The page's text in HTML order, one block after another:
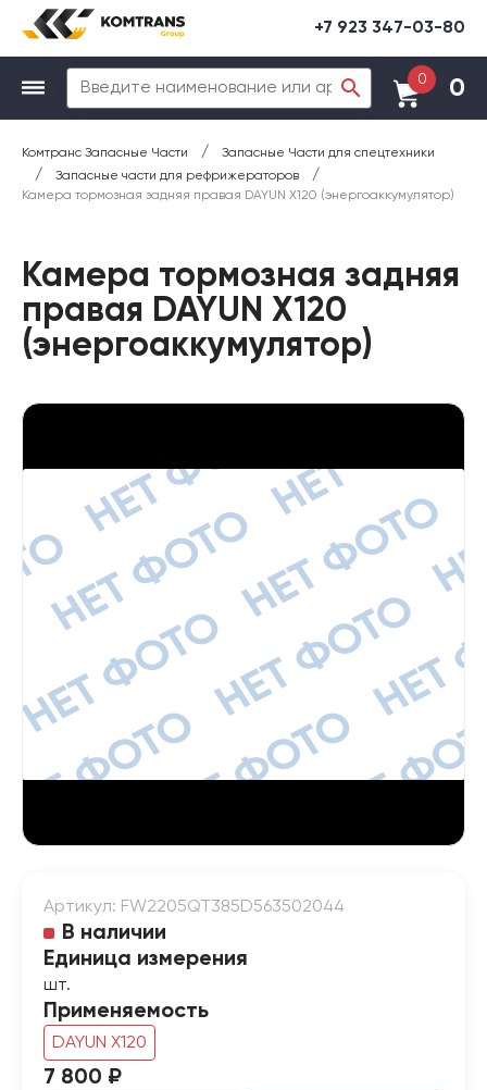
+7 923 347-03-80
0 0
Комтранс Запасные Части / Запасные Части для спецтехники
/ Запасные части для рефрижераторов /
Камера тормозная задняя правая DAYUN X120 (энергоаккумулятор)
Камера тормозная задняя
правая DAYUN X120
(энергоаккумулятор)
Артикул: FW2205QT385D563502044
В наличии
Единица измерения
шт.
Применяемость
DAYUN X120
7 800 ₽